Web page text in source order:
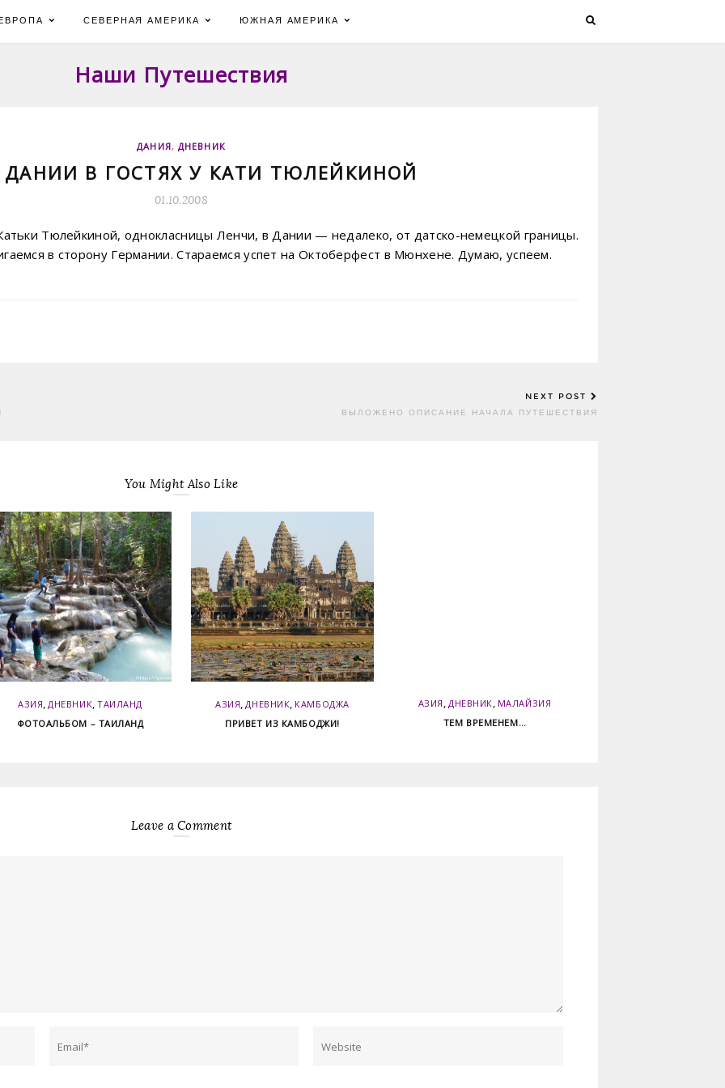
СЕВЕРНАЯ АМЕРИКА ЮЖНАЯ АМЕРИКА
Наши Путешествия
ДАНИЯ, ДНЕВНИК
В ГОСТЯХ У КАТИ ТЮЛЕЙКИНОЙ
01.10.2008
Тюлейкиной, однокласницы Ленчи, в Дании — недалеко, от датско-немецкой границы.
в сторону Германии. Стараемся успет на Октоберфест в Мюнхене. Думаю, успеем.
NEXT POST
ВЫЛОЖЕНО ОПИСАНИЕ НАЧАЛА ПУТЕШЕСТВИЯ
You Might Also Like
АЗИЯ,ДНЕВНИК,ТАИЛАНД
ФОТОАЛЬБОМ – ТАИЛАНД
АЗИЯ,ДНЕВНИК, КАМБОДЖА
ПРИВЕТ ИЗ КАМБОДЖИ!
АЗИЯ , ДНЕВНИК, МАЛАЙЗИЯ
ТЕМ ВРЕМЕНЕМ…
Leave a Comment